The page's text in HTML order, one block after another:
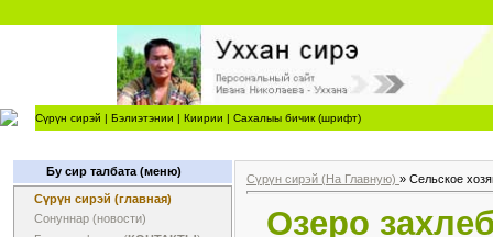
Сүрүн сирэй | Бэлиэтэнии | Киирии | Сахалыы бичик (шрифт)
Бу сир талбата (меню)
Сүрүн сирэй (главная)
Сонуннар (новости)
Сүрүн сирэй (На Главную) » Сельское
Озеро